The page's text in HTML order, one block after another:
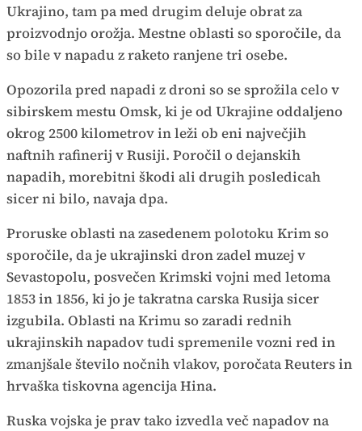
Ukrajino, tam pa med drugim deluje obrat za
proizvodnjo orožja. Mestne oblasti so sporočile, da
so bile v napadu z raketo ranjene tri osebe.
Opozorila pred napadi z droni so se sprožila celo v
sibirskem mestu Omsk, ki je od Ukrajine oddaljeno
okrog 2500 kilometrov in leži ob eni največjih
naftnih rafinerij v Rusiji. Poročil o dejanskih
napadih, morebitni škodi ali drugih posledicah
sicer ni bilo, navaja dpa.
Proruske oblasti na zasedenem polotoku Krim so
sporočile, da je ukrajinski dron zadel muzej v
Sevastopolu, posvečen Krimski vojni med letoma
1853 in 1856, ki jo je takratna carska Rusija sicer
izgubila. Oblasti na Krimu so zaradi rednih
ukrajinskih napadov tudi spremenile vozni red in
zmanjšale število nočnih vlakov, poročata Reuters in
hrvaška tiskovna agencija Hina.
Ruska vojska je prav tako izvedla več napadov na